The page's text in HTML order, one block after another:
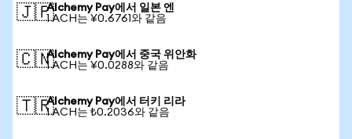
🇯🇵Alchemy Pay에서 일본 엔
1 ACH는 ¥0.6761와 같음
🇨🇳Alchemy Pay에서 중국 위안화
1 ACH는 ¥0.0288와 같음
🇹🇷Alchemy Pay에서 터키 리라
1 ACH는 ₺0.2036와 같음